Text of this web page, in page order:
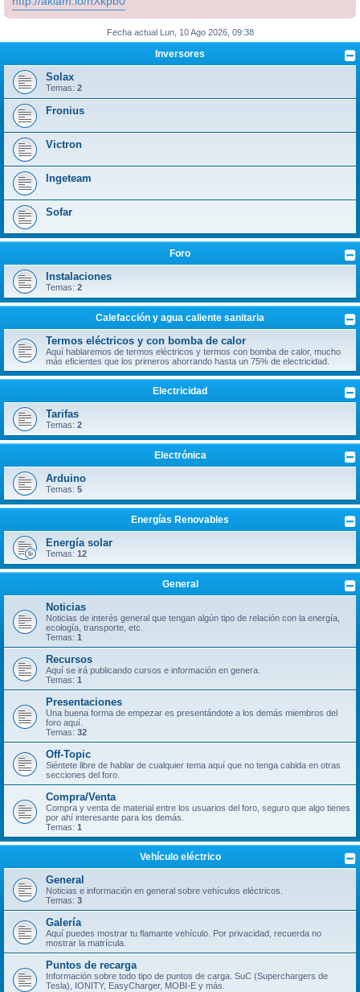
Fecha actual Lun, 10 Ago 2026, 09:38
Inversores
Solax
Temas: 2
Fronius
Victron
Ingeteam
Sofar
Foro
Instalaciones
Temas: 2
Calefacción y agua caliente sanitaria
Termos eléctricos y con bomba de calor
Aquí hablaremos de termos eléctricos y termos con bomba de calor, mucho
más eficientes que los primeros ahorrando hasta un 75% de electricidad.
Electricidad
Tarifas
Temas: 2
Electrónica
Arduino
Temas: 5
Energías Renovables
Energía solar
Temas: 12
General
Noticias
Noticias de interés general que tengan algún tipo de relación con la energía,
ecología, transporte, etc.
Temas: 1
Recursos
Aquí se irá publicando cursos e información en genera.
Temas: 1
Presentaciones
Una buena forma de empezar es presentándote a los demás miembros del
foro aquí.
Temas: 32
Off-Topic
Siéntete libre de hablar de cualquier tema aquí que no tenga cabida en otras
secciones del foro.
Compra/Venta
Compra y venta de material entre los usuarios del foro, seguro que algo tienes
por ahí interesante para los demás.
Temas: 1
Vehículo eléctrico
General
Noticias e información en general sobre vehículos eléctricos.
Temas: 3
Galería
Aquí puedes mostrar tu flamante vehículo. Por privacidad, recuerda no
mostrar la matrícula.
Puntos de recarga
Información sobre todo tipo de puntos de carga. SuC (Superchargers de
Tesla), IONITY, EasyCharger, MOBI-E y más.